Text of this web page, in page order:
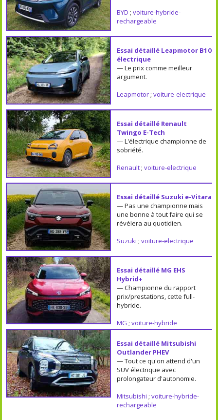
BYD ; voiture-hybride-
rechargeable
Essai détaillé Leapmotor B10
électrique
— Le prix comme meilleur
argument.
Leapmotor; voiture-electrique
Essai détaillé Renault
Twingo E-Tech
— L'électrique championne de
sobriété.
Renault; voiture-electrique
Essai détaillé Suzuki e-Vitara
— Pas une championne mais
une bonne à tout faire qui se
révèlera au quotidien.
Suzuki ; voiture-electrique
Essai détaillé MG EHS
Hybrid+
— Championne du rapport
prix/prestations, cette full-
hybride.
MG ; voiture-hybride
Essai détaillé Mitsubishi
Outlander PHEV
— Tout ce qu'on attend d'un
SUV électrique avec
prolongateur d'autonomie.
Mitsubishi ; voiture-hybride-
rechargeable